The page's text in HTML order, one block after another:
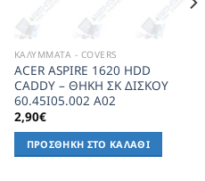
ΚΑΛΥΜΜΑΤΑ - COVERS
ACER ASPIRE 1620 HDD
CADDY – ΘΗΚΗ ΣΚ ΔΙΣΚΟΥ
60.45I05.002 A02
2,90€
ΠΡΟΣΘΉΚΗ ΣΤΟ ΚΑΛΆΘΙ